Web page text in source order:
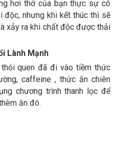
hơi thở của bạn thực sự có
độc, nhưng khi kết thúc thì sẽ
xảy ra khi chất độc được thải
Lành Mạnh
quen đã đi vào tiềm thức
caffeine , thức ăn chiên
chương trình thanh lọc để
ăn đó.